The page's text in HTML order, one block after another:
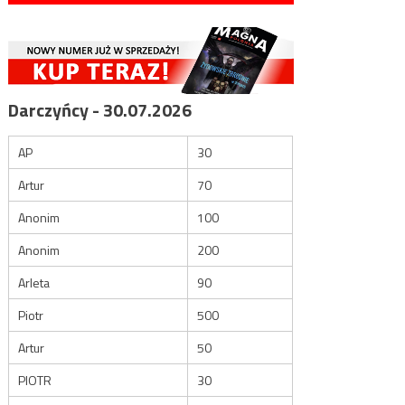
Darczyńcy - 30.07.2026
AP
30
Artur
70
Anonim
100
Anonim
200
Arleta
90
Piotr
500
Artur
50
PIOTR
30